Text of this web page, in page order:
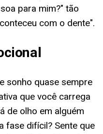
para mim?" tão
com o dente".
sonho quase sempre
que você carrega
de olho em alguém
fase difícil? Sente que